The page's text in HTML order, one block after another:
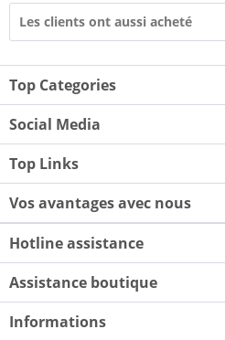
Les clients ont aussi acheté
Top Categories
Social Media
Top Links
Vos avantages avec nous
Hotline assistance
Assistance boutique
Informations